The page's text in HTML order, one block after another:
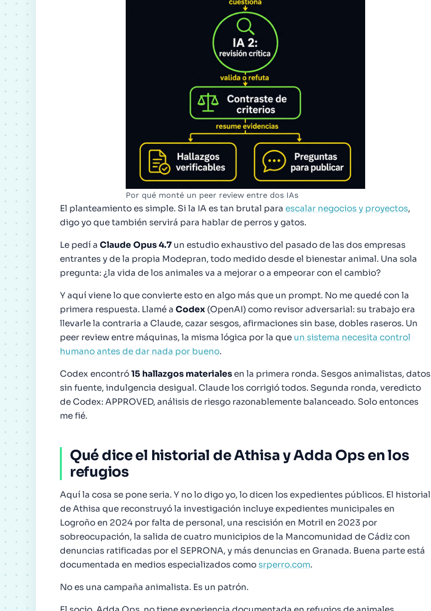
Por qué monté un peer review entre dos IAs
El planteamiento es simple. Si la IA es tan brutal para escalar negocios y proyectos,
digo yo que también servirá para hablar de perros y gatos.
Le pedí a Claude Opus 4.7 un estudio exhaustivo del pasado de las dos empresas
entrantes y de la propia Modepran, todo medido desde el bienestar animal. Una sola
pregunta: ¿la vida de los animales va a mejorar o a empeorar con el cambio?
Y aquí viene lo que convierte esto en algo más que un prompt. No me quedé con la
primera respuesta. Llamé a Codex (OpenAI) como revisor adversarial: su trabajo era
llevarle la contraria a Claude, cazar sesgos, afirmaciones sin base, dobles raseros. Un
peer review entre máquinas, la misma lógica por la que un sistema necesita control
humano antes de dar nada por bueno.
Codex encontró15 hallazgos materiales en la primera ronda. Sesgos animalistas, datos
sin fuente, indulgencia desigual. Claude los corrigió todos. Segunda ronda, veredicto
de Codex:APPROVED, análisis de riesgo razonablemente balanceado. Solo entonces
me fié.
Qué dice el historial de Athisa y Adda Ops en los
refugios
Aquí la cosa se pone seria. Y no lo digo yo, lo dicen los expedientes públicos. El historial
de Athisa que reconstruyó la investigación incluye expedientes municipales en
Logroño en 2024 por falta de personal, una rescisión en Motril en 2023 por
sobreocupación, la salida de cuatro municipios de la Mancomunidad de Cádiz con
denuncias ratificadas por el SEPRONA, y más denuncias en Granada. Buena parte está
documentada en medios especializados como srperro.com.
No es una campaña animalista. Es un patrón.